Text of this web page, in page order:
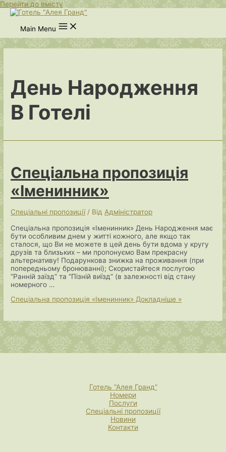
Перейти до вмісту
Main Menu
День Народження
В Готелі
Спеціальна пропозиція
«Іменинник»
Спеціальні пропозиції/ Від Адміністратор
Спеціальна пропозиція «Іменинник» День Народження має
бути особливим днем у житті кожного, але якщо так
сталося, що Ви не можете в цей день бути вдома у кругу
друзів та близьких – ми пропонуємо Вам прекрасну
альтернативу! Подарункова знижка на проживання (при
попередньому бронюванні); Скористайтеся послугою
“Ранній заїзд” та “Пізній виїзд” (в залежності від стану
номерного …
Спеціальна пропозиція «Іменинник» Докладніше »
Готель “Алея Гранд”
Номери
Послуги
Спеціальні пропозиції
Новини
Контакти